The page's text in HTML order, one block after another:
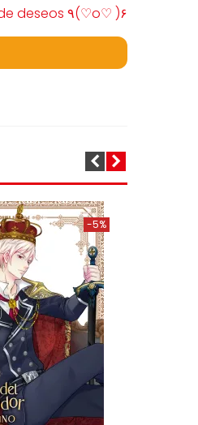
Añadir a mi lista de deseos ٩(♡o♡ )۶
-5%